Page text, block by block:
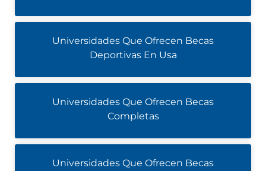
Universidades Que Ofrecen Becas
Deportivas En Usa
Universidades Que Ofrecen Becas
Completas
Universidades Que Ofrecen Becas